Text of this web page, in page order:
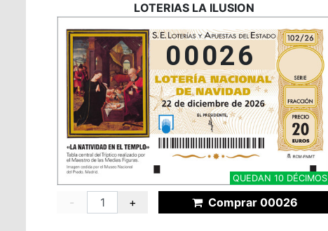
LOTERIAS LA ILUSION
00026
QUEDAN 10 DÉCIMOS
- + Comprar 00026